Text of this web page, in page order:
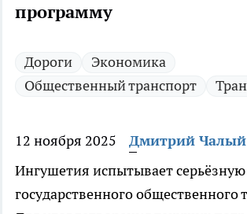
программу
Дороги
Экономика
Общественный транспорт
12 ноября 2025
Дмитрий Чалый
Ингушетия испытывает серьёзную
государственного общественного